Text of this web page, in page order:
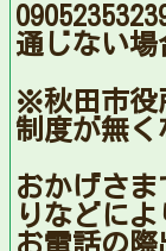
通じない場
※秋田市役
制度が無
おかげさ
りなどによ
お電話の